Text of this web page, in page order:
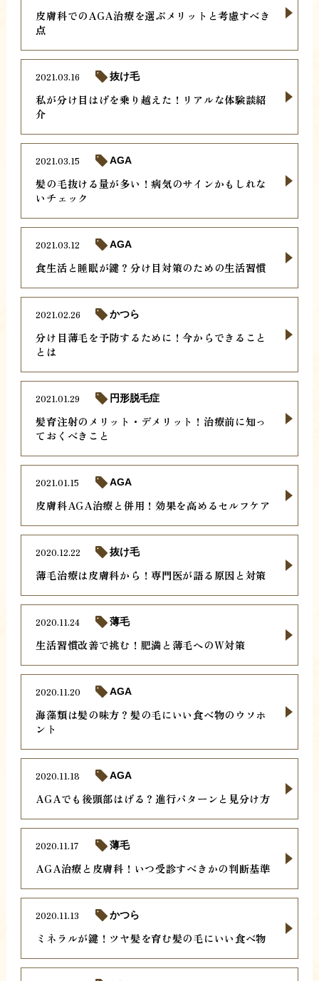
皮膚科でのAGA治療を選ぶメリットと考慮すべき
点
私が分け目はげを乗り越えた！リアルな体験談紹
介
2021.03.16 抜け毛
髪の毛抜ける量が多い！病気のサインかもしれな
いチェック
2021.03.15 AGA
食生活と睡眠が鍵？分け目対策のための生活習慣
2021.03.12 AGA
分け目薄毛を予防するために！今からできること
とは
2021.02.26 かつら
髪育注射のメリット・デメリット！治療前に知っ
ておくべきこと
2021.01.29 円形脱毛症
皮膚科AGA治療と併用！効果を高めるセルフケア
2021.01.15 AGA
薄毛治療は皮膚科から！専門医が語る原因と対策
2020.12.22 抜け毛
生活習慣改善で挑む！肥満と薄毛へのW対策
2020.11.24 薄毛
海藻類は髪の味方？髪の毛にいい食べ物のウソホ
ント
2020.11.20 AGA
AGAでも後頭部はげる？進行パターンと見分け方
2020.11.18 AGA
AGA治療と皮膚科！いつ受診すべきかの判断基準
2020.11.17 薄毛
ミネラルが鍵！ツヤ髪を育む髪の毛にいい食べ物
2020.11.13 かつら